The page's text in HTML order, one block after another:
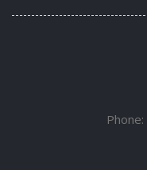
Phone: